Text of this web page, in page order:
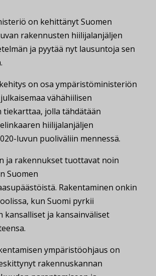
on kehittänyt Suomen
rakennusten hiilijalanjäljen
ja pyytää nyt lausuntoja sen
on osa ympäristöministeriön
vähähiilisen
tiekarttaa, jolla tähdätään
hiilijalanjäljen
luvun puoliväliin mennessä.
ja rakennukset tuottavat noin
Suomen
Rakentaminen onkin
kun Suomi pyrkii
kansalliset ja kansainväliset
ympäristöohjaus on
rakennuskannan